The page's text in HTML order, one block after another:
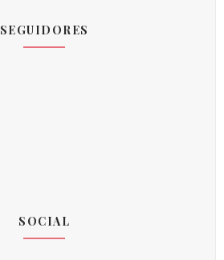
SEGUIDORES
SOCIAL